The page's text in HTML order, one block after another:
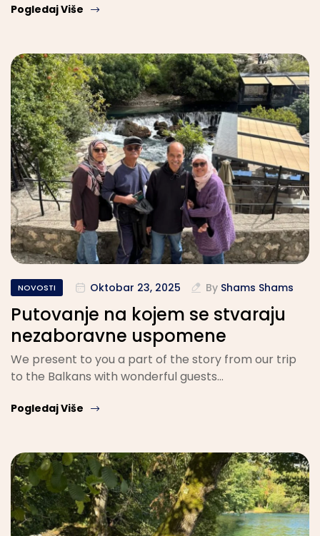
Pogledaj Više
NOVOSTI Oktobar 23, 2025 By Shams Shams
Putovanje na kojem se stvaraju
nezaboravne uspomene
We present to you a part of the story from our trip
to the Balkans with wonderful guests…
Pogledaj Više